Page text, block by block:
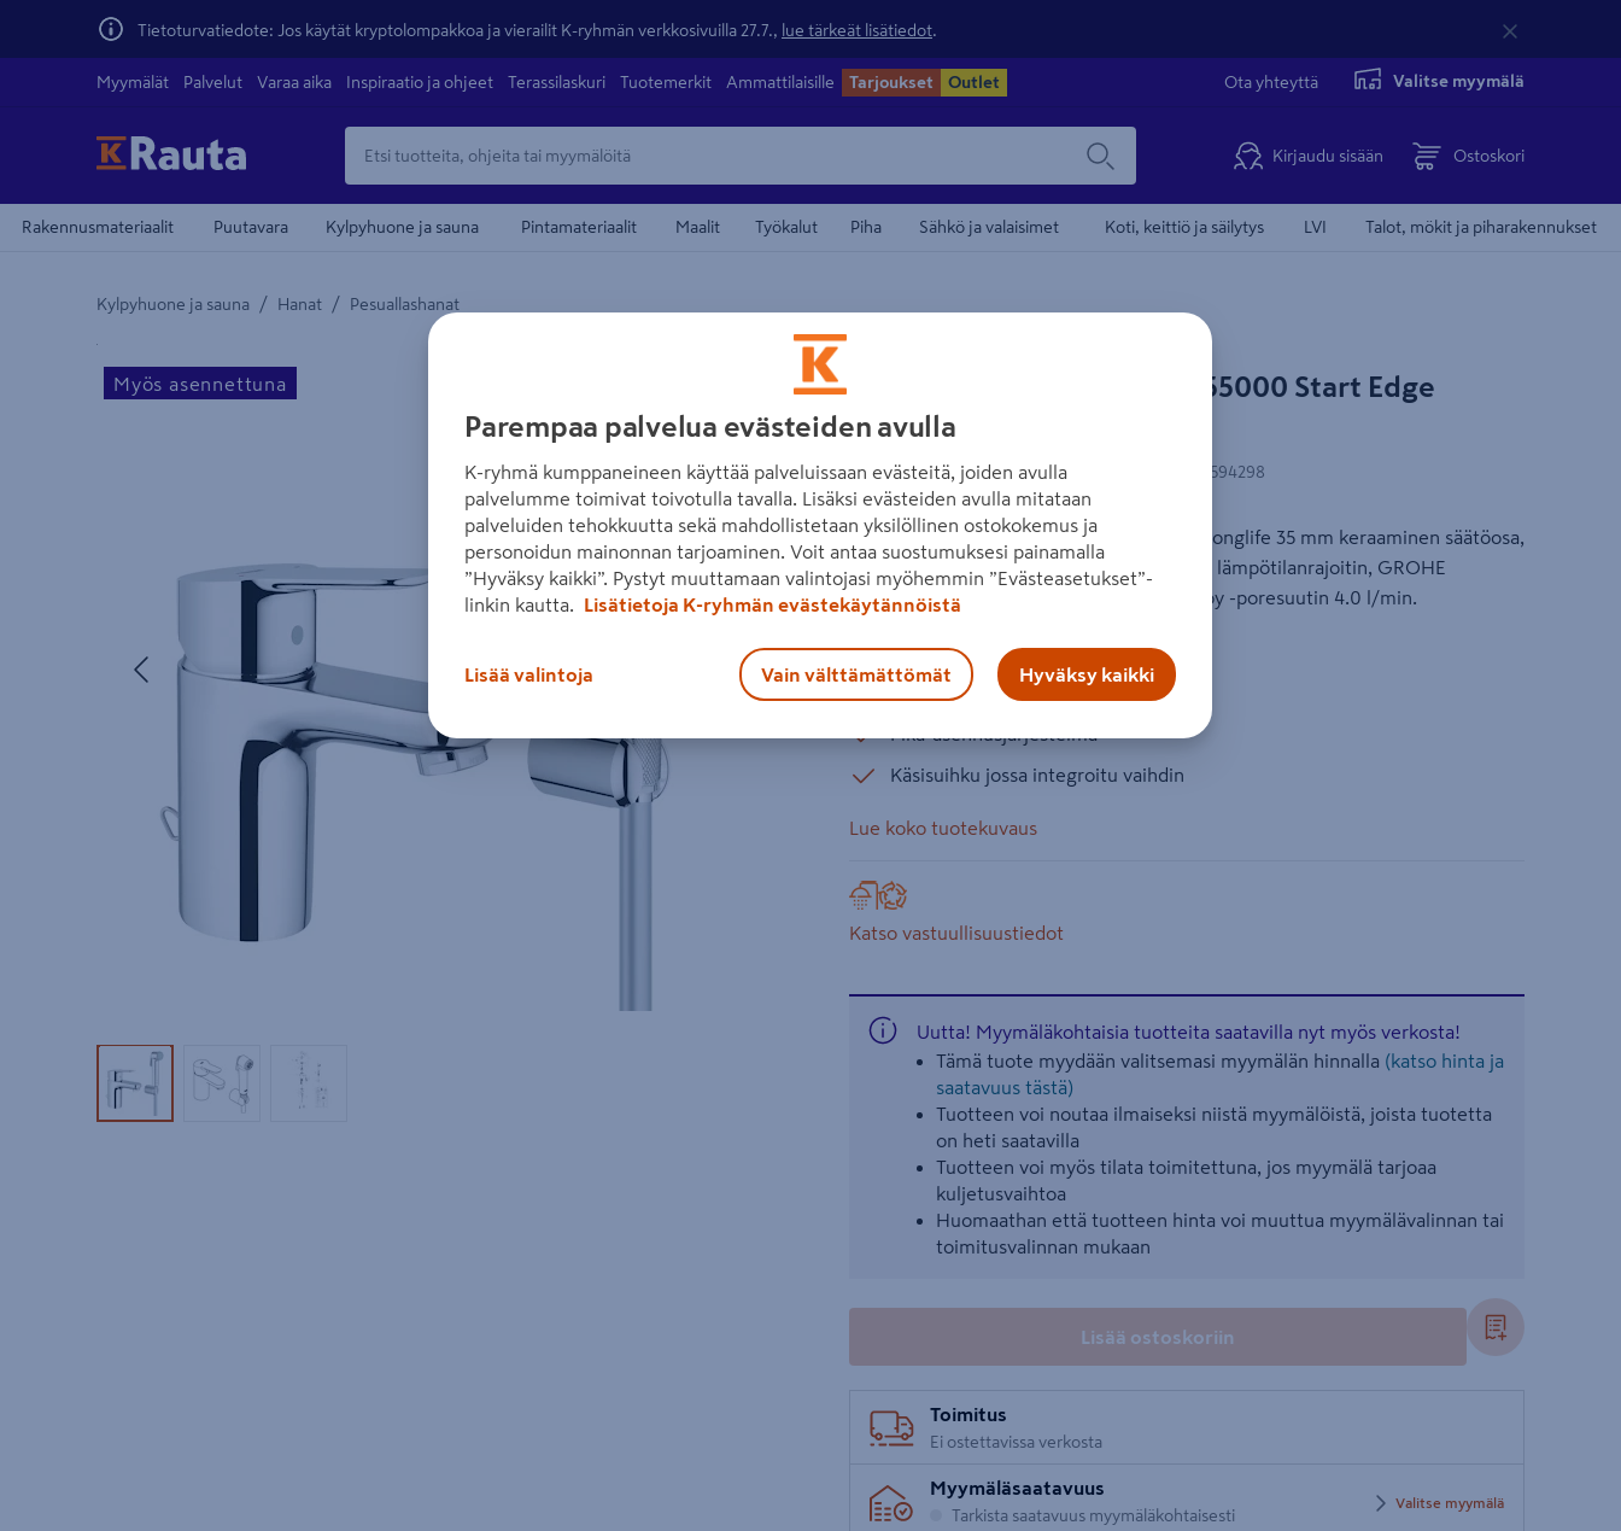
Tietoturvatiedote: Jos käytät kryptolompakkoa ja vierailit K-ryhmän verkkosivuilla 27.7., lue tärkeät lisätiedot
Myymälät Palvelut Varaa aika Inspiraatio ja ohjeet Terassilaskuri Tuotemerkit Ammattilaisille Tarjoukset Outlet Ota yhteyttä Valitse myymälä
Kirjaudu sisään Ostoskori
Rakennusmateriaalit Puutavara Kylpyhuone ja sauna Pintamateriaalit Maalit Työkalut Piha Sähkö ja valaisimet Koti, keittiö ja säilytys LVI Talot, mökit ja piharakennukset
Kylpyhuone ja sauna / Hanat / Pesuallashanat
Yksityiskohtainen kuvaus löytyy Tuotteen kuvaus -maamerkistä
Edellinen
Myös asennettuna Myös asennettuna
Seuraava
Tuotekuva 1Tuotekuva 2Tuotekuva 3
Pesuallashana GROHE 23955000 Start Edge
Bide
Tuotenumero 502149467 EAN-koodi 4005176594298
Yksi asennusreikä, metallikahva, GROHE Longlife 35 mm keraaminen säätöosa,
säädettävä virtaaman rajoitus. Valinnainen lämpötilanrajoitin, GROHE
StarLight -kromiviimeistely, GROHE EcoJoy -poresuutin 4.0 l/min.
Säädettävä virtaaman rajoitus
Valinnainen lämpötilarajoitin
Käsisuihku jossa integroitu vaihdin
Lue koko tuotekuvaus
Katso vastuullisuustiedot
Uutta! Myymäläkohtaisia tuotteita saatavilla nyt myös verkosta!
Tämä tuote myydään valitsemasi myymälän hinnalla (katso hinta ja
saatavuus tästä)
Tuotteen voi noutaa ilmaiseksi niistä myymälöistä, joista tuotetta
on heti saatavilla
Tuotteen voi myös tilata toimitettuna, jos myymälä tarjoaa
kuljetusvaihtoa
Huomaathan että tuotteen hinta voi muuttua myymälävalinnan tai
toimitusvalinnan mukaan
Lisää ostoskoriin
Toimitus
Ei ostettavissa verkosta
Myymäläsaatavuus
Tarkista saatavuus myymäläkohtaisesti
Valitse myymälä
Parempaa palvelua evästeiden avulla
K-ryhmä kumppaneineen käyttää palveluissaan evästeitä, joiden avulla
palvelumme toimivat toivotulla tavalla. Lisäksi evästeiden avulla mitataan
palveluiden tehokkuutta sekä mahdollistetaan yksilöllinen ostokokemus ja
personoidun mainonnan tarjoaminen. Voit antaa suostumuksesi painamalla
”Hyväksy kaikki”. Pystyt muuttamaan valintojasi myöhemmin ”Evästeasetukset”-
linkin kautta.
Lisätietoja K-ryhmän evästekäytännöistä
Lisää valintoja Vain välttämättömät Hyväksy kaikki